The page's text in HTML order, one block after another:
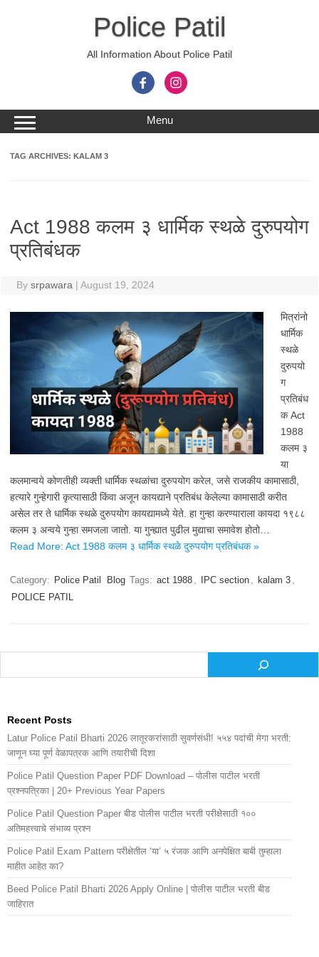
Police Patil
All Information About Police Patil
Menu
TAG ARCHIVES: KALAM 3
Act 1988 कलम ३ धार्मिक स्थळे दुरुपयोग
प्रतिबंधक
By srpawara | August 19, 2024
मित्रांनो
धार्मिक
स्थळे
दुरुपयो
ग
प्रतिबंध
क Act
1988
कलम ३
या
कलमान्वये कोणतीही व्यक्ती धार्मिक स्थळांचा दुरुपयोग करेल, जसे राजकीय कामासाठी,
हत्यारे गुन्हेगारी कृत्यासाठी किंवा अजून कायद्याने प्रतिबंध केलेल्या कामासाठी करीत
असेल तर ते धार्मिक स्थळे दुरुपयोग कायद्यामध्ये येते. हा गुन्हा करण्याराला कायदा १९८८
कलम ३ अन्वये गुन्हा समजला जातो. या गुन्ह्यात पुढील मुद्याचा समावेश होतो…
Read More: Act 1988 कलम ३ धार्मिक स्थळे दुरुपयोग प्रतिबंधक »
Category: Police Patil Blog Tags: act 1988 , IPC section , kalam 3 ,
POLICE PATIL
Recent Posts
Latur Police Patil Bharti 2026 लातूरकरांसाठी सुवर्णसंधी! ५५४ पदांची मेगा भरती:
जाणून घ्या पूर्ण वेळापत्रक आणि तयारीची दिशा
Police Patil Question Paper PDF Download – पोलीस पाटील भरती
प्रश्नपत्रिका | 20+ Previous Year Papers
Police Patil Question Paper बीड पोलीस पाटील भरती परीक्षेसाठी १००
अतिमहत्त्वाचे संभाव्य प्रश्न
Police Patil Exam Pattern परीक्षेतील ‘या’ ५ रंजक आणि अनपेक्षित बाबी तुम्हाला
माहीत आहेत का?
Beed Police Patil Bharti 2026 Apply Online | पोलीस पाटील भरती बीड
जाहिरात